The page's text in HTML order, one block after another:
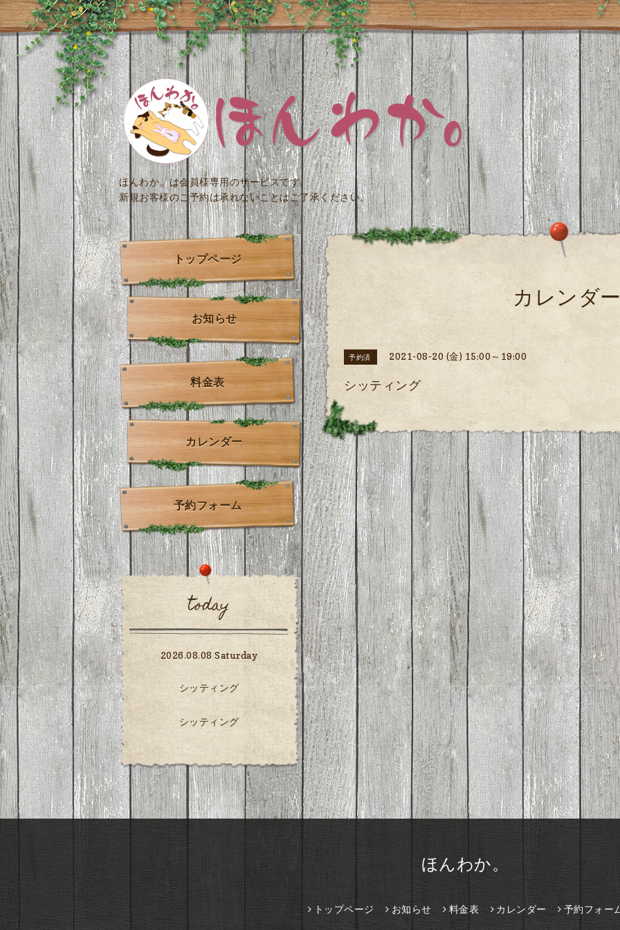
ほんわか。は会員様専用のサービスです。
新規お客様のご予約は承れないことはご了承ください。
カレンダ
予約済 2021-08-20 (金) 15:00～19:00
シッティング
トップページ
お知らせ
料金表
カレンダー
予約フォーム
today
2026.08.08 Saturday
シッティング
シッティング
ほんわか。
トップページ お知らせ 料金表 カレンダー 予約フォー